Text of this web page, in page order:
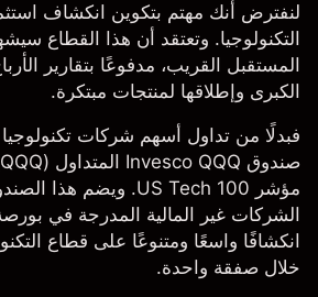
لنفترض أنك مهتم بتكوين انكشاف
التكنولوجيا. وتعتقد أن هذا القطاع
المستقبل القريب، مدفوعًا بتقارير
الكبرى وإطلاقها لمنتجات مبتكرة.
فبدلًا من تداول أسهم شركات تكنولوجيا
صندوق Invesco QQQ
مؤشر US Tech 100
الشركات غير المالية المدرجة في
انكشافًا واسعًا ومتنوعًا على قطاع
خلال صفقة واحدة.